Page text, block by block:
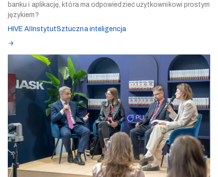
banku i aplikację, która ma odpowiedzieć użytkownikowi prostym
językiem?
HIVE AIInstytutSztuczna inteligencja